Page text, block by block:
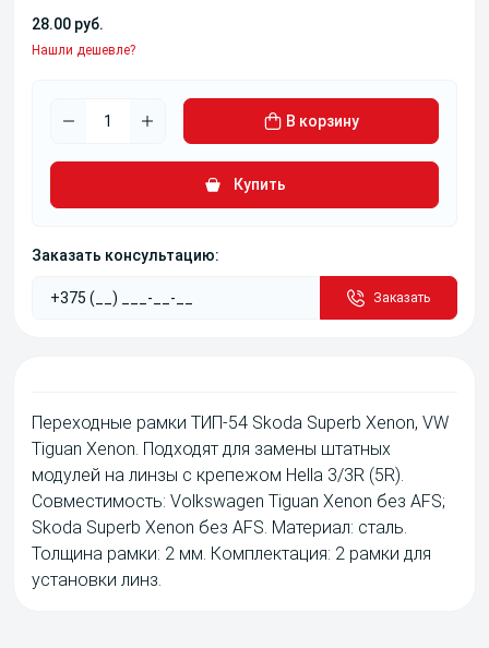
28.00 руб.
Нашли дешевле?
В корзину
Купить
Заказать консультацию:
Заказать
Переходные рамки ТИП-54 Skoda Superb Xenon, VW
Tiguan Xenon. Подходят для замены штатных
модулей на линзы с крепежом Hella 3/3R (5R).
Совместимость: Volkswagen Tiguan Xenon без AFS;
Skoda Superb Xenon без AFS. Материал: сталь.
Толщина рамки: 2 мм. Комплектация: 2 рамки для
установки линз.